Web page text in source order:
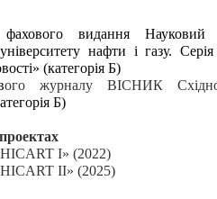
видання Науковий
нафти і газу.
(категорія Б)
ого журналу ВІСНИК
Б)
HICART I» (2022)
HICART II» (2025)